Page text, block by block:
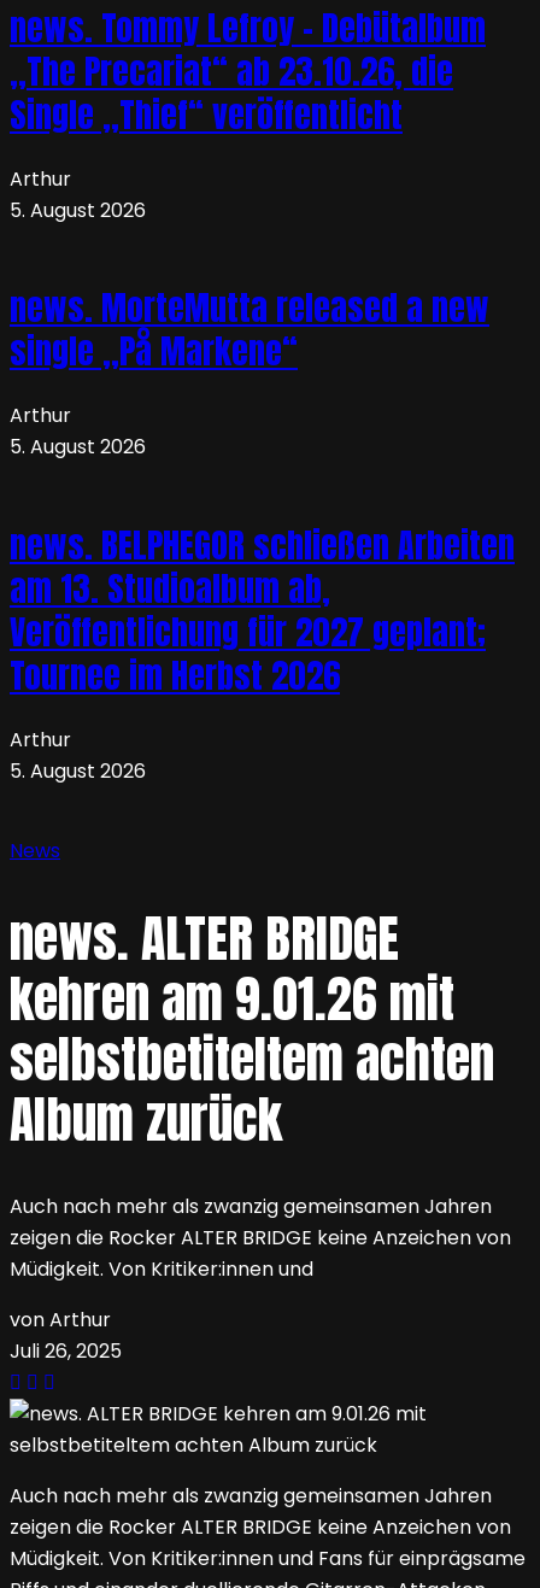
news. Tommy Lefroy – Debütalbum
„The Precariat“ ab 23.10.26, die
Single „Thief“ veröffentlicht
Arthur
5. August 2026
news. MorteMutta released a new
single „På Markene“
Arthur
5. August 2026
news. BELPHEGOR schließen Arbeiten
am 13. Studioalbum ab,
Veröffentlichung für 2027 geplant;
Tournee im Herbst 2026
Arthur
5. August 2026
News
news. ALTER BRIDGE
kehren am 9.01.26 mit
selbstbetiteltem achten
Album zurück
Auch nach mehr als zwanzig gemeinsamen Jahren
zeigen die Rocker ALTER BRIDGE keine Anzeichen von
Müdigkeit. Von Kritiker:innen und
von Arthur
Juli 26, 2025
Auch nach mehr als zwanzig gemeinsamen Jahren
zeigen die Rocker ALTER BRIDGE keine Anzeichen von
Müdigkeit. Von Kritiker:innen und Fans für einprägsame